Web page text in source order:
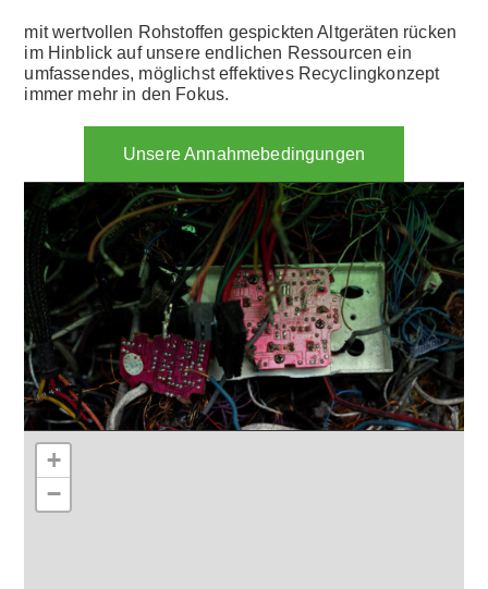
mit wertvollen Rohstoffen gespickten Altgeräten rücken
im Hinblick auf unsere endlichen Ressourcen ein
umfassendes, möglichst effektives Recyclingkonzept
immer mehr in den Fokus.
Unsere Annahmebedingungen
+
−